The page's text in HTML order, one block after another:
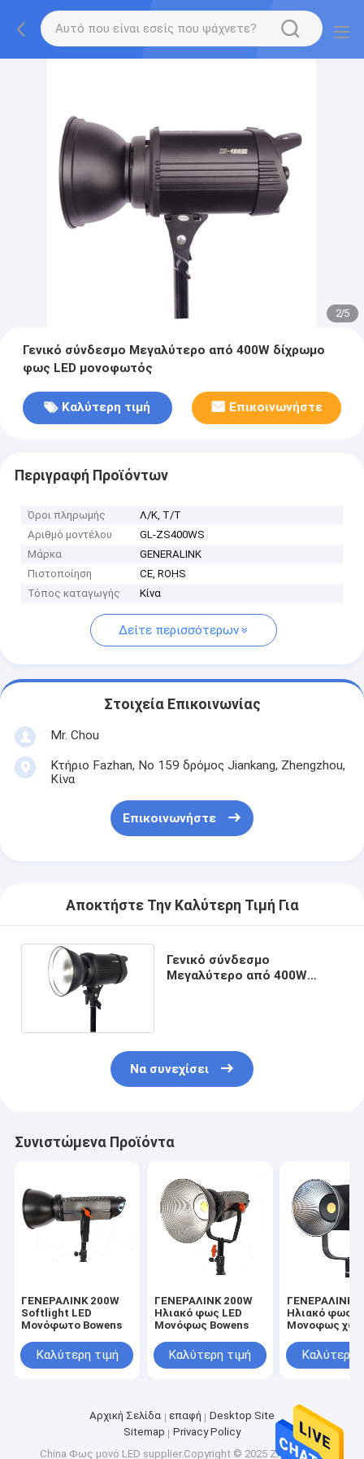
2/5
Γενικό σύνδεσμο Μεγαλύτερο από 400W δίχρωμο
φως LED μονοφωτός
Καλύτερη τιμή Επικοινωνήστε
Περιγραφή Προϊόντων
Όροι πληρωμής
Λ/Κ, Τ/Τ
Αριθμό μοντέλου
GL-ZS400WS
Μάρκα
GENERALINK
Πιστοποίηση
CE, ROHS
Τόπος καταγωγής
Κίνα
Δείτε περισσότερων
Στοιχεία Επικοινωνίας
Mr. Chou
Κτήριο Fazhan, Νο 159 δρόμος Jiankang, Zhengzhou,
Κίνα
Επικοινωνήστε
Αποκτήστε Την Καλύτερη Τιμή Για
Γενικό σύνδεσμο
Μεγαλύτερο από 400W
Να συνεχίσει
Συνιστώμενα Προϊόντα
ΓΕΝΕΡΑΛΙΝΚ 200W
Softlight LED
Μονόφωτο Bowens
Καλύτερη τιμή
ΓΕΝΕΡΑΛΙΝΚ 200W
Ηλιακό φως LED
Μονόφως Bowens
Καλύτερη τιμή
ΓΕΝΕΡΑΛΙΝΚ
Ηλιακό φως
Μονοφως
Καλύτερη
Αρχική Σελίδα επαφή
Desktop Site
Sitemap
Privacy Policy
China Φως μονό LED supplier.Copyright © 2025 Zhengzhou